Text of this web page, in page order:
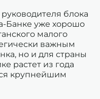
блока
Банке уже хорошо
малого
важным
но и для страны
растет из года
крупнейшим